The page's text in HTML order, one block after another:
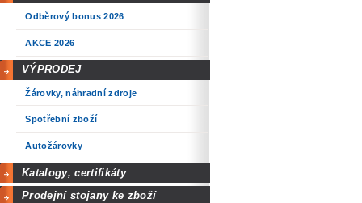
Odběrový bonus 2026
AKCE 2026
VÝPRODEJ
Žárovky, náhradní zdroje
Spotřební zboží
Autožárovky
Katalogy, certifikáty
Prodejní stojany ke zboží